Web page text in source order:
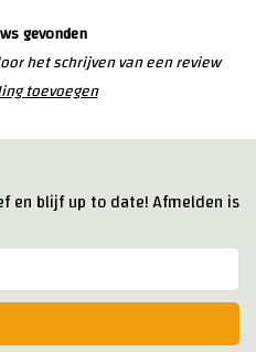
gevonden
het schrijven van een review
toevoegen
en blijf up to date! Afmelden is